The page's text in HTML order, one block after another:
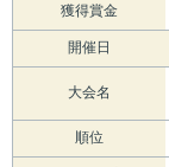
獲得賞金
開催日
大会名
順位